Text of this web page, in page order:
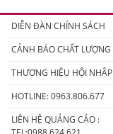
DIỄN ĐÀN CHÍNH SÁCH
CẢNH BÁO CHẤT LƯỢNG
THƯƠNG HIỆU HỘI NHẬP
HOTLINE: 0963.806.677
LIÊN HỆ QUẢNG CÁO :